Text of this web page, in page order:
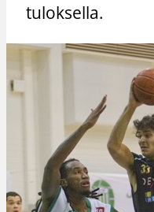
tuloksella.